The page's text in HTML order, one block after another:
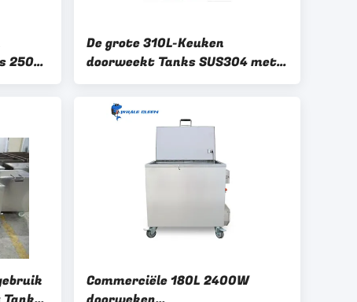
250L
De grote 310L-Keuken
doorweekt Tanks SUS304 met
Constant Working Heater
Commerciële 180L 2400W